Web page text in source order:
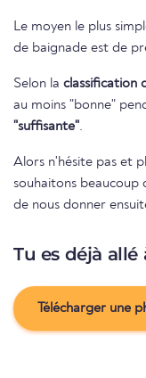
Le moyen le plus
de baignade est de
Selon la classification
"suffisante".
Alors n'hésite pas et
souhaitons beaucoup
de nous donner
Tu es déjà
Télécharger une